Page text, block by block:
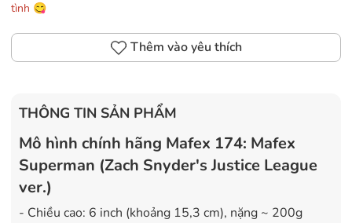
tình 😋
Thêm vào yêu thích
THÔNG TIN SẢN PHẨM
Mô hình chính hãng Mafex 174: Mafex
Superman (Zach Snyder's Justice League
ver.)
- Chiều cao: 6 inch (khoảng 15,3 cm), nặng ~ 200g